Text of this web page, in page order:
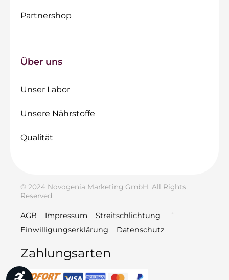
Partnershop
Über uns
Unser Labor
Unsere Nährstoffe
Qualität
© 2024 Novogenia Marketing GmbH. All Rights
Reserved
AGB Impressum
Streitschlichtung
Einwilligungserklärung
Datenschutz
Zahlungsarten
Werkzeugleiste anzeigen